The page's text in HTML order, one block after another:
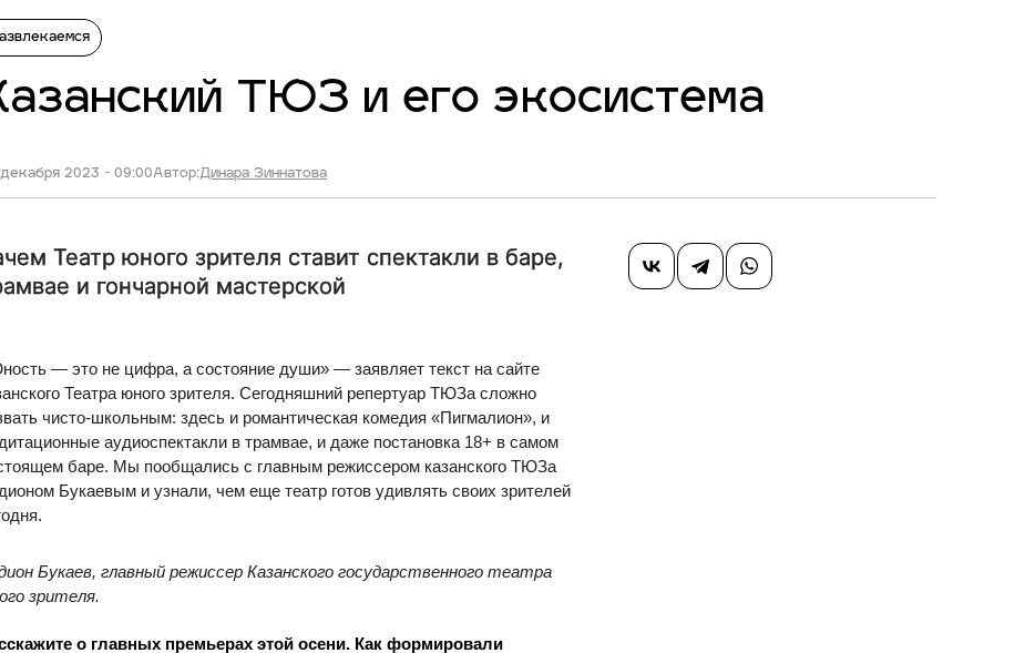
ТЮЗ и его экосистема
2023 - 09:00Автор:Динара Зиннатова
Театр юного зрителя ставит спектакли в баре,
и гончарной мастерской
— это не цифра, а состояние души» — заявляет текст на сайте
Театра юного зрителя. Сегодняшний репертуар ТЮЗа сложно
чисто-школьным: здесь и романтическая комедия «Пигмалион», и
аудиоспектакли в трамвае, и даже постановка 18+ в самом
баре. Мы пообщались с главным режиссером казанского ТЮЗа
Букаевым и узнали, чем еще театр готов удивлять своих зрителей
Букаев, главный режиссер Казанского государственного театра
зрителя.
о главных премьерах этой осени. Как формировали